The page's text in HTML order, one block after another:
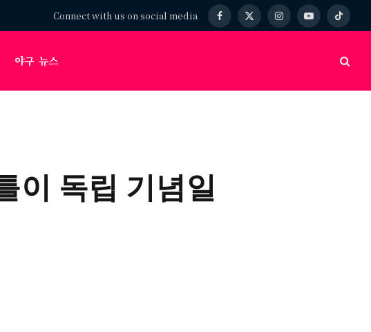
Connect with us on social media Facebook
X
InstagramYouTubeTikTok
야구 뉴스
이 독립 기념일